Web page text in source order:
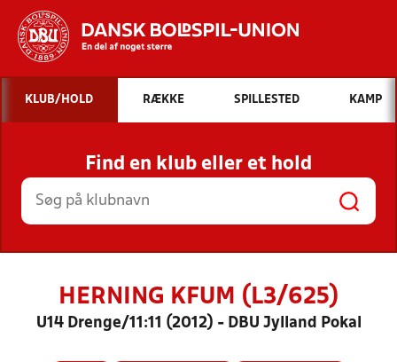
Hvad vil du søge efter?
INDHOLD OG NYHEDER
STILLINGER, RESULTATER, KLUBBER OG
HOLD
KLUB/HOLD RÆKKE SPILLESTED KAMP
Find en klub eller et hold
HERNING KFUM (L3/625)
U14 Drenge/11:11 (2012) - DBU Jylland Pokal